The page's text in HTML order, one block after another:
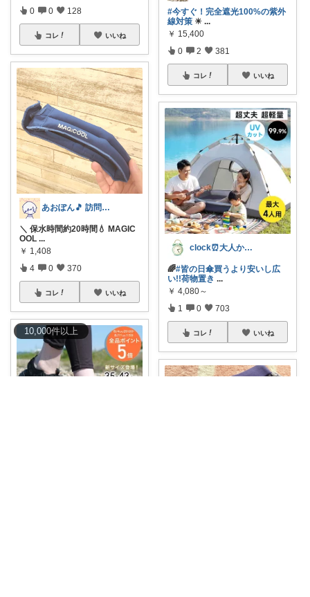
10,000件以上
0 0 128
コレ いいね
あおぽん🎵 訪問感謝です˙꒳​˙
＼ 保水時間約20時間💧 MAGIC
OOL ...
￥ 1,408
4 0 370
コレ いいね
#今すぐ！完全遮光100%の紫外
線対策 ☀ ...
￥ 15,400
0 2 381
コレ いいね
clock⏰大人かわいい
🌈#皆の日傘買うより安いし広
い!!荷物置き ...
￥ 4,080～
1 0 703
コレ いいね